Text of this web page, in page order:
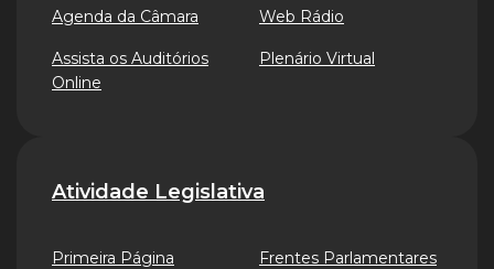
Agenda da Câmara
Assista os Auditórios
Online
Web Rádio
Plenário Virtual
Atividade Legislativa
Primeira Página Frentes Parlamentares